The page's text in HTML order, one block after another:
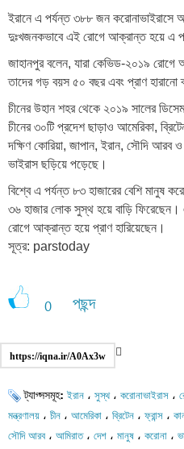
ইরানে এ পর্যন্ত ৩৮৮ জন করোনাভাইরাসে
দুঃখজনকভাবে এই রোগে আক্রান্ত হয়ে এ
জাহানপুর বলেন, যারা কেভিড-২০১৯ রোগে
তাদের গড় বয়স ৫০ বছর এবং প্রাণ
চীনের উহান শহর থেকে ২০১৯ সালের
চীনের ৩০টি প্রদেশ ছাড়াও আমেরিকা,
দক্ষিণ কোরিয়া, জাপান, ইরান, সৌদি
ভাইরাস ছড়িয়ে পড়েছে।
বিশ্বে এ পর্যন্ত ৮৩ হাজারের বেশি মানুষ
৩৬ হাজার লোক সুস্থ হয়ে বাড়ি
রোগে আক্রান্ত হয়ে প্রাণ হারিয়েছেন।
সূত্র: parstoday
0 পছন্দ
https://iqna.ir/A0Ax3w
ট্যাগ্সসমূহ:ইরান ، সুস্থ، করোনাভাইরাস ،
মন্ত্রণালয় ، চীন ، আমেরিকা ، ব্রিটেন ،ফ্রান্স ،
সৌদি আরব ، আমিরাত، দেশ ، মানুষ ، করোনা ،